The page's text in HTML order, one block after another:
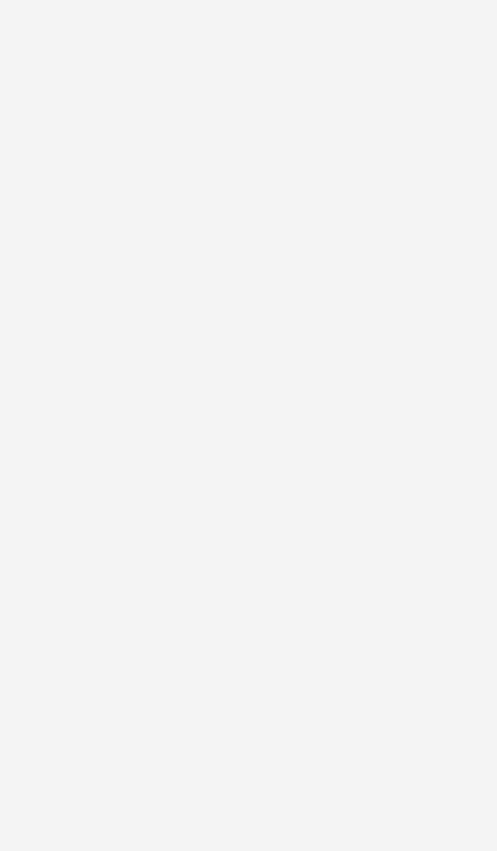
serienmäßige Komfort-Features wie
können Sie sich auf seinen
abgeschlossen? Wo genau ist er geparkt? Wann
Mit der SUZUKI CONNECT App erhalten Sie wichtige